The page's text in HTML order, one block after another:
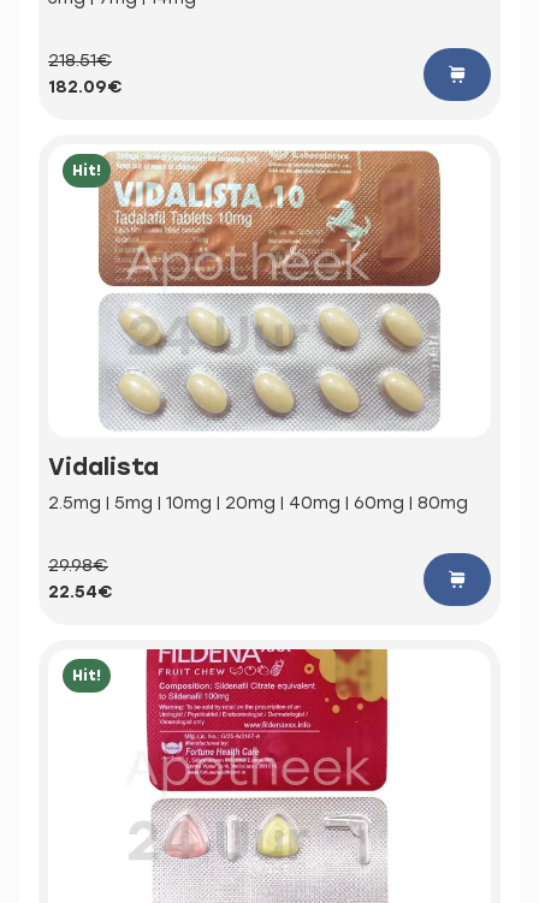
218.51€
182.09€
Hit!
Vidalista
2.5mg | 5mg | 10mg | 20mg | 40mg | 60mg | 80mg
29.98€
22.54€
Hit!